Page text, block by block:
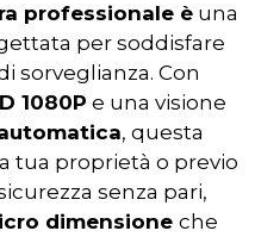
professionale èuna
per soddisfare
sorveglianza. Con
1080P e una visione
, questa
tua proprietà o previo
senza pari,
dimensione che